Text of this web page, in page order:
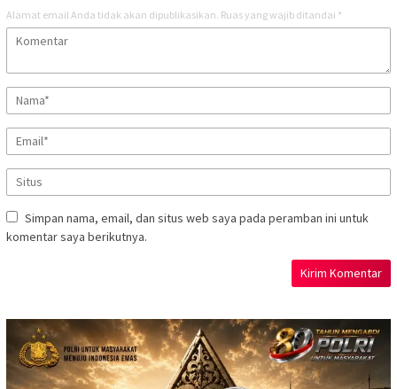
Alamat email Anda tidak akan dipublikasikan. Ruas yang wajib ditandai *
Simpan nama, email, dan situs web saya pada peramban ini untuk
komentar saya berikutnya.